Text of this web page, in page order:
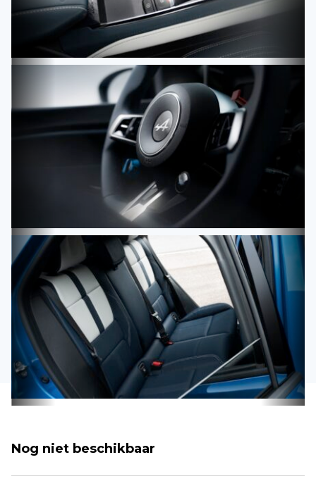
Nog niet beschikbaar